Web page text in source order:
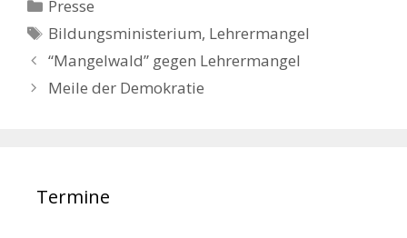
Presse
Schlagwörter
Bildungsministerium, Lehrermangel
Beitrags-
Navigation
“Mangelwald” gegen Lehrermangel
Meile der Demokratie
Termine